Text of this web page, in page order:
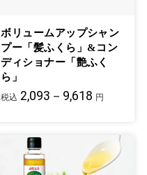
ボリュームアップシャン
プー「髪ふくら」&コン
ディショナー「艶ふく
ら」
税込 2,093－9,618 円